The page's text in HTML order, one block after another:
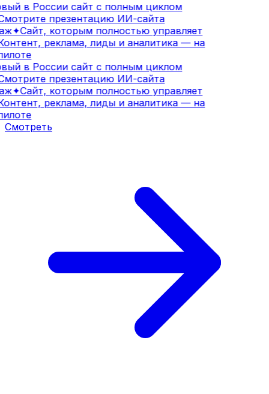
в России сайт с полным циклом
презентацию ИИ-сайта
✦Сайт, которым полностью управляет
реклама, лиды и аналитика — на
в России сайт с полным циклом
презентацию ИИ-сайта
✦Сайт, которым полностью управляет
реклама, лиды и аналитика — на
Смотреть